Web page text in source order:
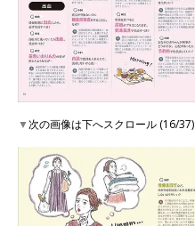
▼次の画像は下へスクロール (16/37)